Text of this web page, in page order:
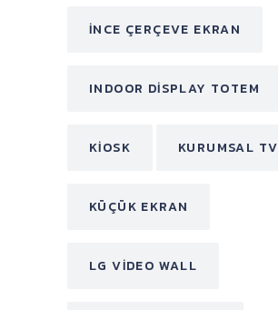
INCE ÇERÇEVE EKRAN
INDOOR DISPLAY TOTEM
KIOSK KURUMSAL TV
KÜÇÜK EKRAN
LG VIDEO WALL